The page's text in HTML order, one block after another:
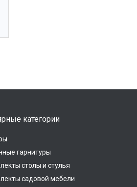
категории
гарнитуры
столы и стулья
садовой мебели